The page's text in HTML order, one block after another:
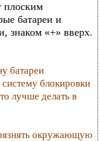
плоским
батареи и
знаком «+» вверх.
батареи
блокировки
лучше делать в
окружающую